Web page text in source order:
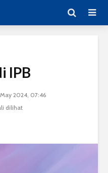
IPB
May 2024, 07:46
dilihat